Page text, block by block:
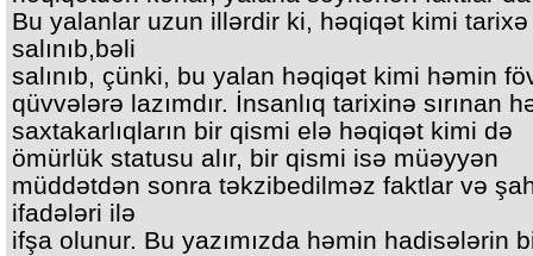
Bu yalanlar uzun illərdir ki, həqiqət kimi tarixə
salınıb,bəli
salınıb, çünki, bu yalan həqiqət kimi həmin
qüvvələrə lazımdır. İnsanlıq tarixinə sırınan
saxtakarlıqların bir qismi elə həqiqət kimi də
ömürlük statusu alır, bir qismi isə müəyyən
müddətdən sonra təkzibedilməz faktlar və
ifadələri ilə
ifşa olunur. Bu yazımızda həmin hadisələrin